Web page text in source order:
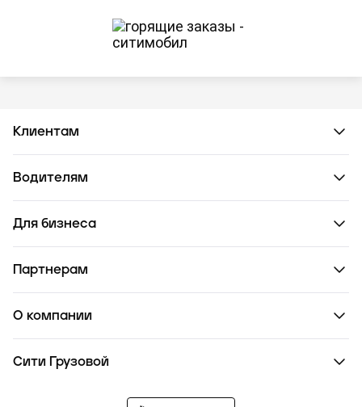
Клиентам
Водителям
Для бизнеса
Партнерам
О компании
Сити Грузовой